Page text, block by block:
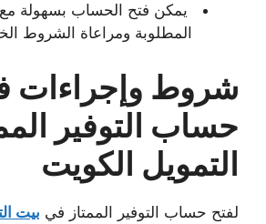
يمكن فتح الحساب بسهولة
المطلوبة ومراعاة الشروط
شروط وإجراءات
حساب التوفير
التمويل الكويت
لفتح حساب التوفير الممتاز في بيت